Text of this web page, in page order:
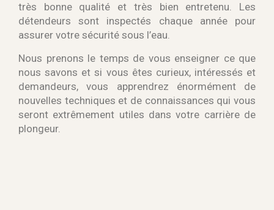
très bonne qualité et très bien entretenu. Les
détendeurs sont inspectés chaque année pour
assurer votre sécurité sous l’eau.
Nous prenons le temps de vous enseigner ce que
nous savons et si vous êtes curieux, intéressés et
demandeurs, vous apprendrez énormément de
nouvelles techniques et de connaissances qui vous
seront extrêmement utiles dans votre carrière de
plongeur.